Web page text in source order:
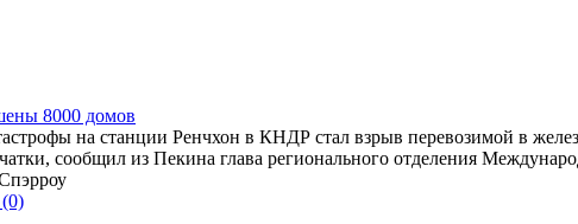
8000 домов
на станции Ренчхон в КНДР стал взрыв перевозимой в
сообщил из Пекина глава регионального отделения